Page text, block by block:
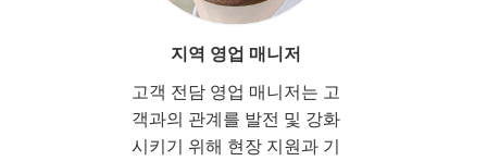
지역 영업 매니저
고객 전담 영업 매니저는 고
객과의 관계를 발전 및 강화
시키기 위해 현장 지원과 기